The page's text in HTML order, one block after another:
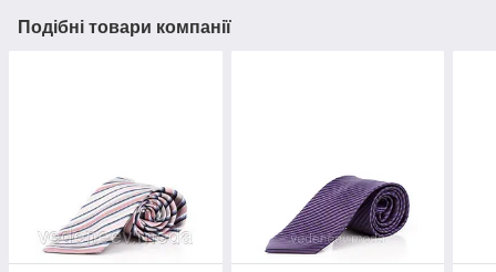
Подібні товари компанії